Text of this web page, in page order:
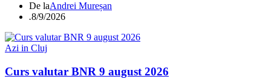
De laAndrei Mureșan
.8/9/2026
Azi in Cluj
Curs valutar BNR 9 august 2026